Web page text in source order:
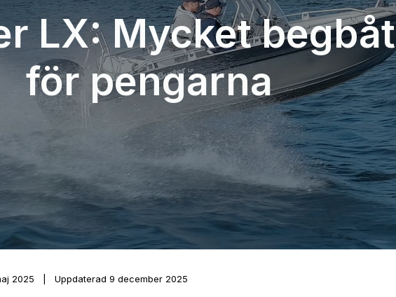
LX: Mycket begbåt
för pengarna
2025 Uppdaterad 9 december 2025